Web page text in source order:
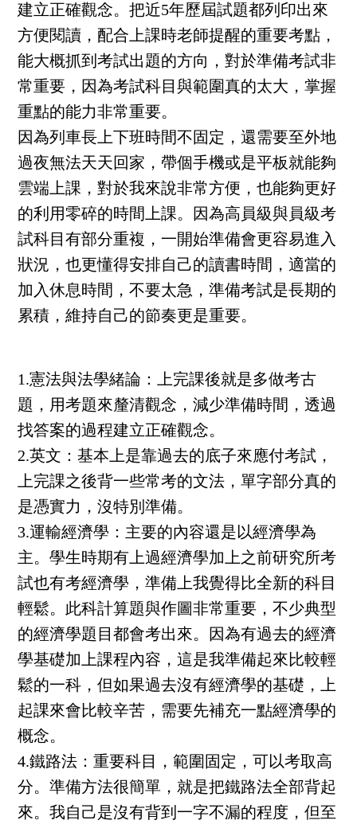
建立正確觀念。把近5年歷屆試題都列印出來
方便閱讀，配合上課時老師提醒的重要考點，
能大概抓到考試出題的方向，對於準備考試非
常重要，因為考試科目與範圍真的太大，掌握
重點的能力非常重要。
因為列車長上下班時間不固定，還需要至外地
過夜無法天天回家，帶個手機或是平板就能夠
雲端上課，對於我來說非常方便，也能夠更好
的利用零碎的時間上課。因為高員級與員級考
試科目有部分重複，一開始準備會更容易進入
狀況，也更懂得安排自己的讀書時間，適當的
加入休息時間，不要太急，準備考試是長期的
累積，維持自己的節奏更是重要。
1.憲法與法學緒論：上完課後就是多做考古
題，用考題來釐清觀念，減少準備時間，透過
找答案的過程建立正確觀念。
2.英文：基本上是靠過去的底子來應付考試，
上完課之後背一些常考的文法，單字部分真的
是憑實力，沒特別準備。
3.運輸經濟學： 主要的內容還是以經濟學為
主。學生時期有上過經濟學加上之前研究所考
試也有考經濟學，準備上我覺得比全新的科目
輕鬆。此科計算題與作圖非常重要，不少典型
的經濟學題目都會考出來。因為有過去的經濟
學基礎加上課程內容，這是我準備起來比較輕
鬆的一科，但如果過去沒有經濟學的基礎，上
起課來會比較辛苦，需要先補充一點經濟學的
概念。
4.鐵路法：重要科目，範圍固定，可以考取高
分。準備方法很簡單，就是把鐵路法全部背起
來。我自己是沒有背到一字不漏的程度，但至